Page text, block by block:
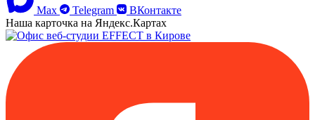
Max Telegram
ВКонтакте
Наша карточка на Яндекс.Картах